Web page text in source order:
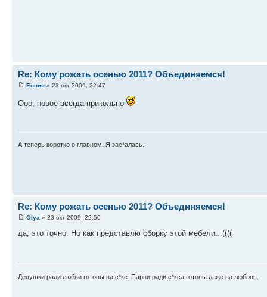
Re: Кому рожать осенью 2011? Объединяемся!
Еония » 23 окт 2009, 22:47
Ооо, новое всегда прикольно
А теперь коротко о главном. Я зае*алась.
Re: Кому рожать осенью 2011? Объединяемся!
Оlya » 23 окт 2009, 22:50
да, это точно. Но как представлю сборку этой мебели...((((
Девушки ради любви готовы на с*кс. Парни ради с*кса готовы даже на любовь.